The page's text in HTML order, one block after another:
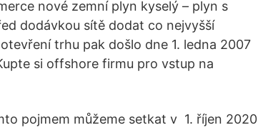
nové zemní plyn kyselý – plyn s
dodávkou sítě dodat co nejvyšší
trhu pak došlo dne 1. ledna 2007
si offshore firmu pro vstup na
pojmem můžeme setkat v 1. říjen 2020